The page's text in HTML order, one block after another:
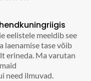
eelistele meeldib see
laenamise tase võib
erineda. Ma varutan
need ilmuvad.